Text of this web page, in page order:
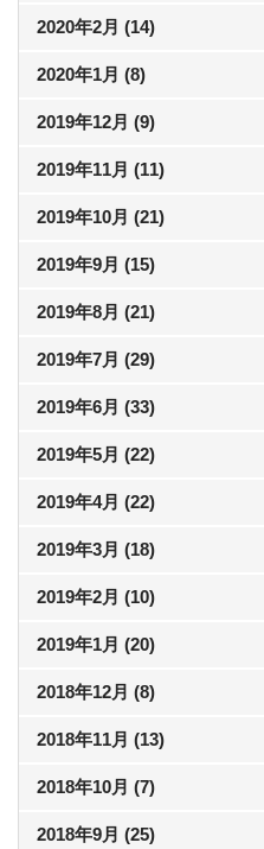
2020年2月 (14)
2020年1月 (8)
2019年12月 (9)
2019年11月 (11)
2019年10月 (21)
2019年9月 (15)
2019年8月 (21)
2019年7月 (29)
2019年6月 (33)
2019年5月 (22)
2019年4月 (22)
2019年3月 (18)
2019年2月 (10)
2019年1月 (20)
2018年12月 (8)
2018年11月 (13)
2018年10月 (7)
2018年9月 (25)